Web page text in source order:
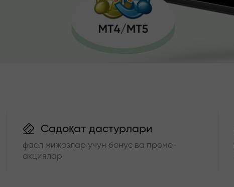
Садоқат дастурлари
фаол мижозлар учун бонус ва промо-
акциялар